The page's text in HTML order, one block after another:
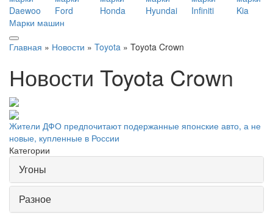
Марки машин
Главная » Новости » Toyota » Toyota Crown
Новости Toyota Crown
Жители ДФО предпочитают подержанные японские авто, а не
новые, купленные в России
Категории
Угоны
Разное